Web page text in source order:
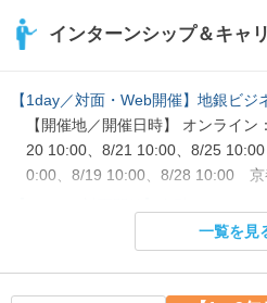
インターンシップ＆キャ
【1day／対面・Web開催】地銀ビジ
【開催地／開催日時】 オンライ
20 10:00、8/21 10:00、8/25
0:00、8/19 10:00、8/28 10:00 京
【開催地／開催日時】 長野県：8/
一覧を見